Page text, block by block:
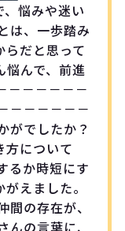
悩みや迷い
は、一歩踏み
らだと思って
悩んで、前進
－－－－－－
－－－－－－
がでしたか？
方について
るか時短にす
えました。
の存在が、